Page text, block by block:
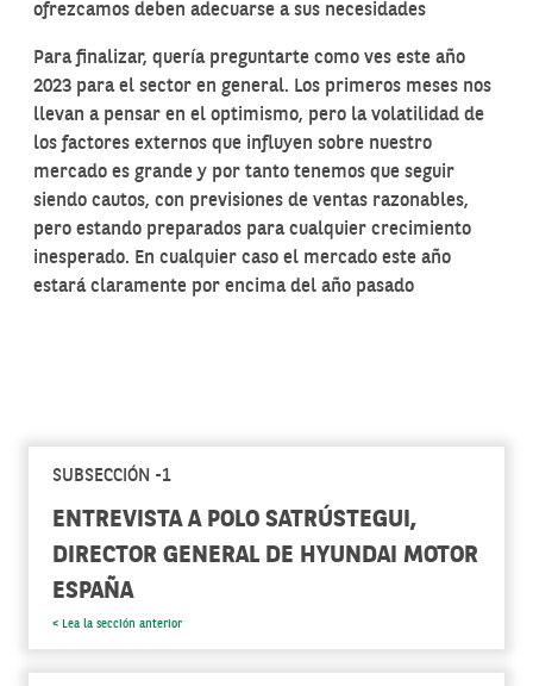
ofrezcamos deben adecuarse a sus necesidades
Para finalizar, quería preguntarte como ves este año
2023 para el sector en general. Los primeros meses nos
llevan a pensar en el optimismo, pero la volatilidad de
los factores externos que influyen sobre nuestro
mercado es grande y por tanto tenemos que seguir
siendo cautos, con previsiones de ventas razonables,
pero estando preparados para cualquier crecimiento
inesperado. En cualquier caso el mercado este año
estará claramente por encima del año pasado
SUBSECCIÓN -1
ENTREVISTA A POLO SATRÚSTEGUI,
DIRECTOR GENERAL DE HYUNDAI MOTOR
ESPAÑA
< Lea la sección anterior